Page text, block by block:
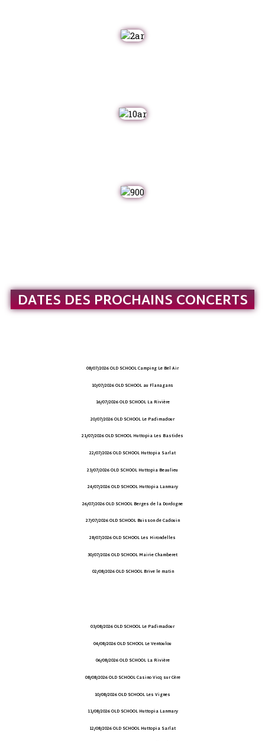
DATES DES PROCHAINS CONCERTS
08/07/2026 OLD SCHOOL Camping Le Bel Air
10/07/2026 OLD SCHOOL au Flanagans
16/07/2026 OLD SCHOOL La Rivière
20/07/2026 OLD SCHOOL Le Padimadour
21/07/2026 OLD SCHOOL Huttopia Les Bastides
22/07/2026 OLD SCHOOL Huttopia Sarlat
23/07/2026 OLD SCHOOL Huttopia Beaulieu
24/07/2026 OLD SCHOOL Huttopia Lanmary
26/07/2026 OLD SCHOOL Berges de la Dordogne
27/07/2026 OLD SCHOOL Buisson de Cadouin
28/07/2026 OLD SCHOOL Les Hirondelles
30/07/2026 OLD SCHOOL Mairie Chamberet
02/08/2026 OLD SCHOOL Brive le matin
03/08/2026 OLD SCHOOL Le Padimadour
04/08/2026 OLD SCHOOL Le Ventoulou
06/08/2026 OLD SCHOOL La Rivière
08/08/2026 OLD SCHOOL Casino Vicq sur Cère
10/08/2026 OLD SCHOOL Les Vignes
11/08/2026 OLD SCHOOL Huttopia Lanmary
12/08/2026 OLD SCHOOL Huttopia Sarlat